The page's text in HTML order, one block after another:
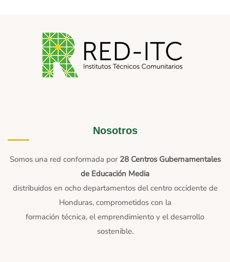
Nosotros
Somos una red conformada por 28 Centros Gubernamentales
de Educación Media
distribuidos en ocho departamentos del centro occidente de
Honduras, comprometidos con la
formación técnica, el emprendimiento y el desarrollo
sostenible.